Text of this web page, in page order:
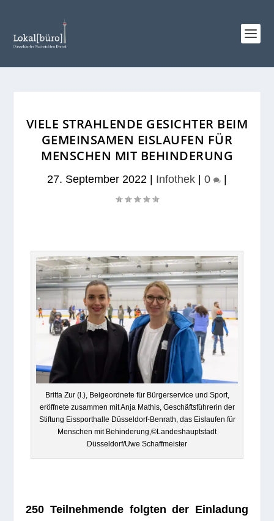
VIELE STRAHLENDE GESICHTER BEIM
GEMEINSAMEN EISLAUFEN FÜR
MENSCHEN MIT BEHINDERUNG
27. September 2022 Infothek 0
Britta Zur (l.), Bei­geord­nete für Bür­ger­ser­vice und Sport,
eröff­nete zusam­men mit Anja Mathis, Geschäfts­füh­re­rin der
Stif­tung Eis­sport­halle Düs­sel­dorf-Ben­rath, das Eis­lau­fen für
Men­schen mit Behinderung,©Landeshauptstadt
Düsseldorf/Uwe Schaffmeister
250 Teil­neh­mende folg­ten der Ein­la­dung